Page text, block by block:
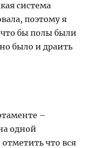
система
поэтому я
бы полы были
было и драить
–
одной
что вся